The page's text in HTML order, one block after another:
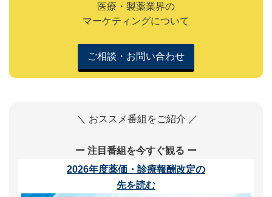
医療・製薬業界の
マーケティングについて
ご相談・お問い合わせ
＼ おススメ番組をご紹介 ／
ー 注目番組を今すぐ観る ー
2026年度薬価・診療報酬改定の
先を読む